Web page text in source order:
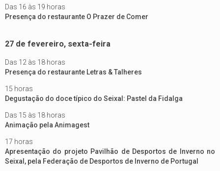
Das 16 às 19 horas
Presença do restaurante O Prazer de Comer
27 de fevereiro, sexta-feira
Das 12 às 18 horas
Presença do restaurante Letras & Talheres
15 horas
Degustação do doce típico do Seixal: Pastel da Fidalga
Das 15 às 18 horas
Animação pela Animagest
17 horas
Apresentação do projeto Pavilhão de Desportos de Inverno no
Seixal, pela Federação de Desportos de Inverno de Portugal